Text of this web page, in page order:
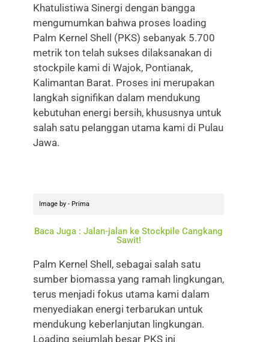
Khatulistiwa Sinergi dengan bangga
mengumumkan bahwa proses loading
Palm Kernel Shell (PKS) sebanyak 5.700
metrik ton telah sukses dilaksanakan di
stockpile kami di Wajok, Pontianak,
Kalimantan Barat. Proses ini merupakan
langkah signifikan dalam mendukung
kebutuhan energi bersih, khususnya untuk
salah satu pelanggan utama kami di Pulau
Jawa.
Image by - Prima
Baca Juga : Jalan-jalan ke Stockpile Cangkang
Sawit!
Palm Kernel Shell, sebagai salah satu
sumber biomassa yang ramah lingkungan,
terus menjadi fokus utama kami dalam
menyediakan energi terbarukan untuk
mendukung keberlanjutan lingkungan.
Loading sejumlah besar PKS ini